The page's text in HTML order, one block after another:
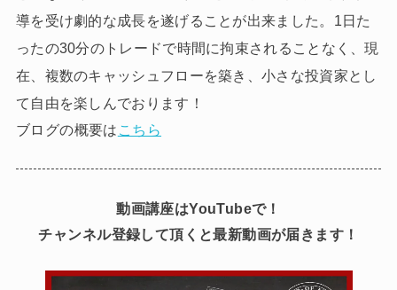
導を受け劇的な成長を遂げることが出来ました。1日た
ったの30分のトレードで時間に拘束されることなく、現
在、複数のキャッシュフローを築き、小さな投資家とし
て自由を楽しんでおります！
ブログの概要は こちら
動画講座はYouTubeで！
チャンネル登録して頂くと最新動画が届きます！